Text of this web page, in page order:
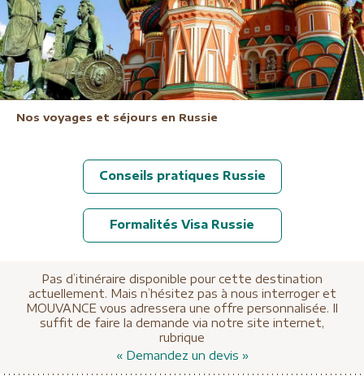
Nos voyages et séjours en Russie
Conseils pratiques Russie
Formalités Visa Russie
Pas d’itinéraire disponible pour cette destination
actuellement. Mais n’hésitez pas à nous interroger et
MOUVANCE vous adressera une offre personnalisée. Il
suffit de faire la demande via notre site internet,
rubrique
« Demandez un devis »